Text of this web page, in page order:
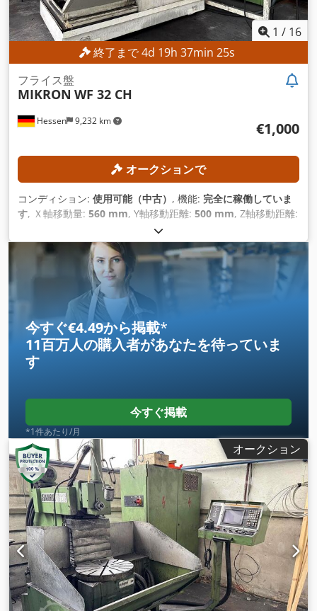
1 / 16
終了まで4d 19h 37min 22s
Hessen 9,232 km
フライス盤
MIKRONWF 32 CH
€1,000
オークションで
コンディション: 使用可能（中古） , 機能: 完全に稼働していま
す , Ｘ軸移動量: 560 mm , Y軸移動距離: 500 mm , Z軸移動距離:
°,
今すぐ€4.49から掲載*
11百万人の購入者があなたを待っていま
す
今すぐ掲載
*1件あたり/月
オークション